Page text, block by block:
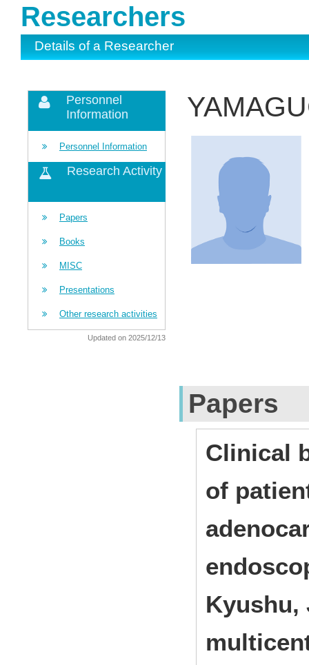
Researchers
Details of a Researcher
Personnel
Information
Personnel Information
Research Activity
Papers
Books
MISC
Presentations
Other research activities
Updated on 2025/12/13
Papers
Clinical
of
Kyushu,